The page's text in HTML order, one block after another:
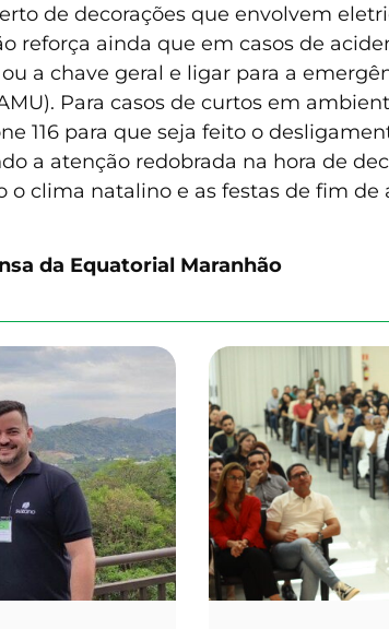
de decorações que envolvem
reforça ainda que em casos de
a chave geral e ligar para a
Para casos de curtos em
116 para que seja feito o
a atenção redobrada na hora de
o clima natalino e as festas de fim de
da Equatorial Maranhão